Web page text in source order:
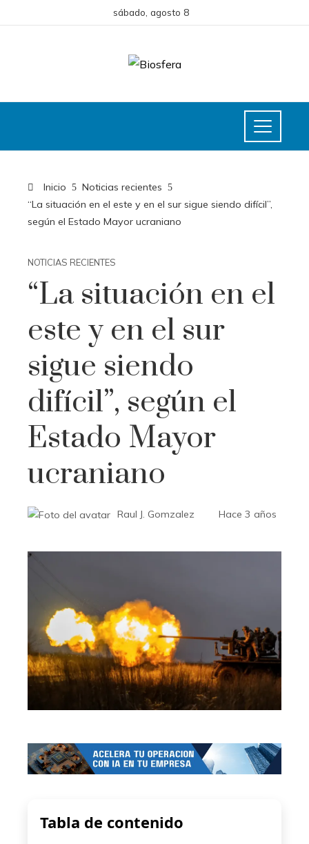
sábado, agosto 8
Inicio
Noticias recientes
“La situación en el este y en el sur sigue siendo difícil”,
según el Estado Mayor ucraniano
NOTICIAS RECIENTES
“La situación en el
este y en el sur
sigue siendo
difícil”, según el
Estado Mayor
ucraniano
Raul J. Gomzalez Hace 3 años
Tabla de contenido